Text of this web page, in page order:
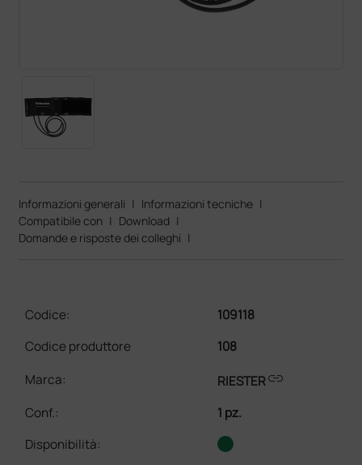
Informazioni generali | Informazioni tecniche |
Compatibile con | Download |
Domande e risposte dei colleghi |
Codice:
109118
Codice produttore
108
Marca:
RIESTERlink
Conf.:
1 pz.
Disponibilità: